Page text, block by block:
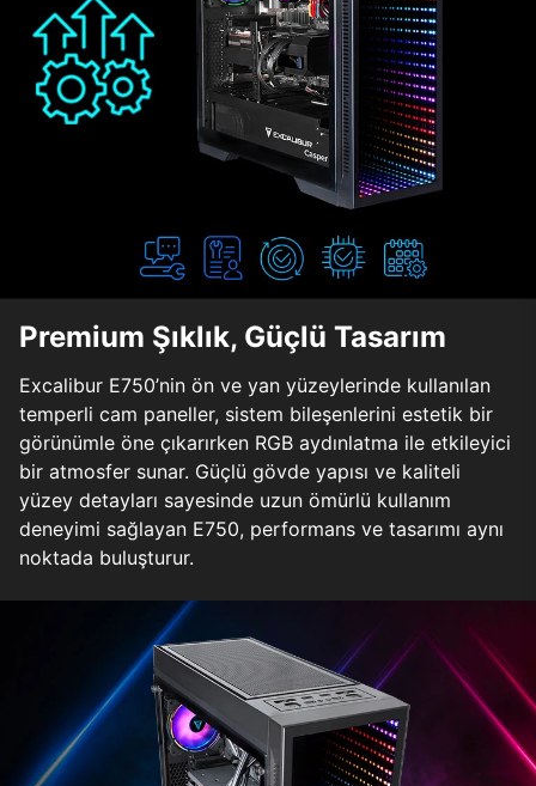
Premium Şıklık, Güçlü Tasarım
Excalibur E750’nin ön ve yan yüzeylerinde kullanılan
temperli cam paneller, sistem bileşenlerini estetik bir
görünümle öne çıkarırken RGB aydınlatma ile etkileyici
bir atmosfer sunar. Güçlü gövde yapısı ve kaliteli
yüzey detayları sayesinde uzun ömürlü kullanım
deneyimi sağlayan E750, performans ve tasarımı aynı
noktada buluşturur.